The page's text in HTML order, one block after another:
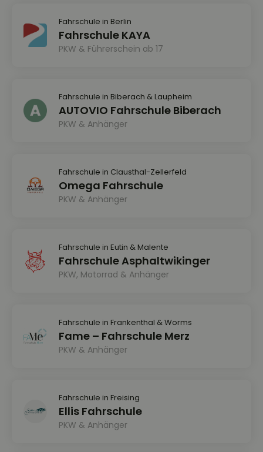
Fahrschule in Berlin
Fahrschule KAYA
PKW & Führerschein ab 17
Fahrschule in Biberach & Laupheim
AUTOVIO Fahrschule Biberach
PKW & Anhänger
Fahrschule in Clausthal-Zellerfeld
Omega Fahrschule
PKW & Anhänger
Fahrschule in Eutin & Malente
Fahrschule Asphaltwikinger
PKW, Motorrad & Anhänger
Fahrschule in Frankenthal & Worms
Fame – Fahrschule Merz
PKW & Anhänger
Fahrschule in Freising
Ellis Fahrschule
PKW & Anhänger